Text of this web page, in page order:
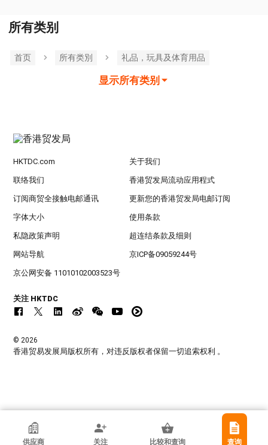
所有类别
首页 所有类別 礼品，玩具及体育用品
显示所有类别
新丽塑胶五金厂
供应商 关注 比较和查询 查询
HKTDC.com 关于我们
联络我们 香港贸发局流动应用程式
订阅商贸全接触电邮通讯 更新您的香港贸发局电邮订阅
字体大小 使用条款
私隐政策声明 超连结条款及细则
网站导航 京ICP备09059244号
京公网安备 11010102003523号
关注 HKTDC
© 2026
香港贸易发展局版权所有，对违反版权者保留一切追索权利 。